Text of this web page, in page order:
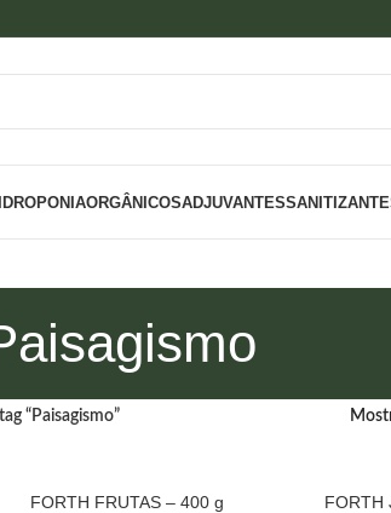
ORGÂNICOSADJUVANTES
“Paisagismo”
FORTH FRUTAS – 400 g FORTH